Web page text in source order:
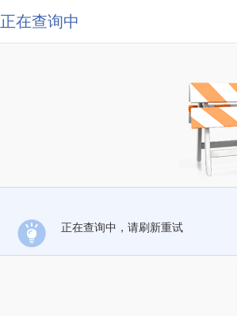
正在查询中
正在查询中，请刷新重试